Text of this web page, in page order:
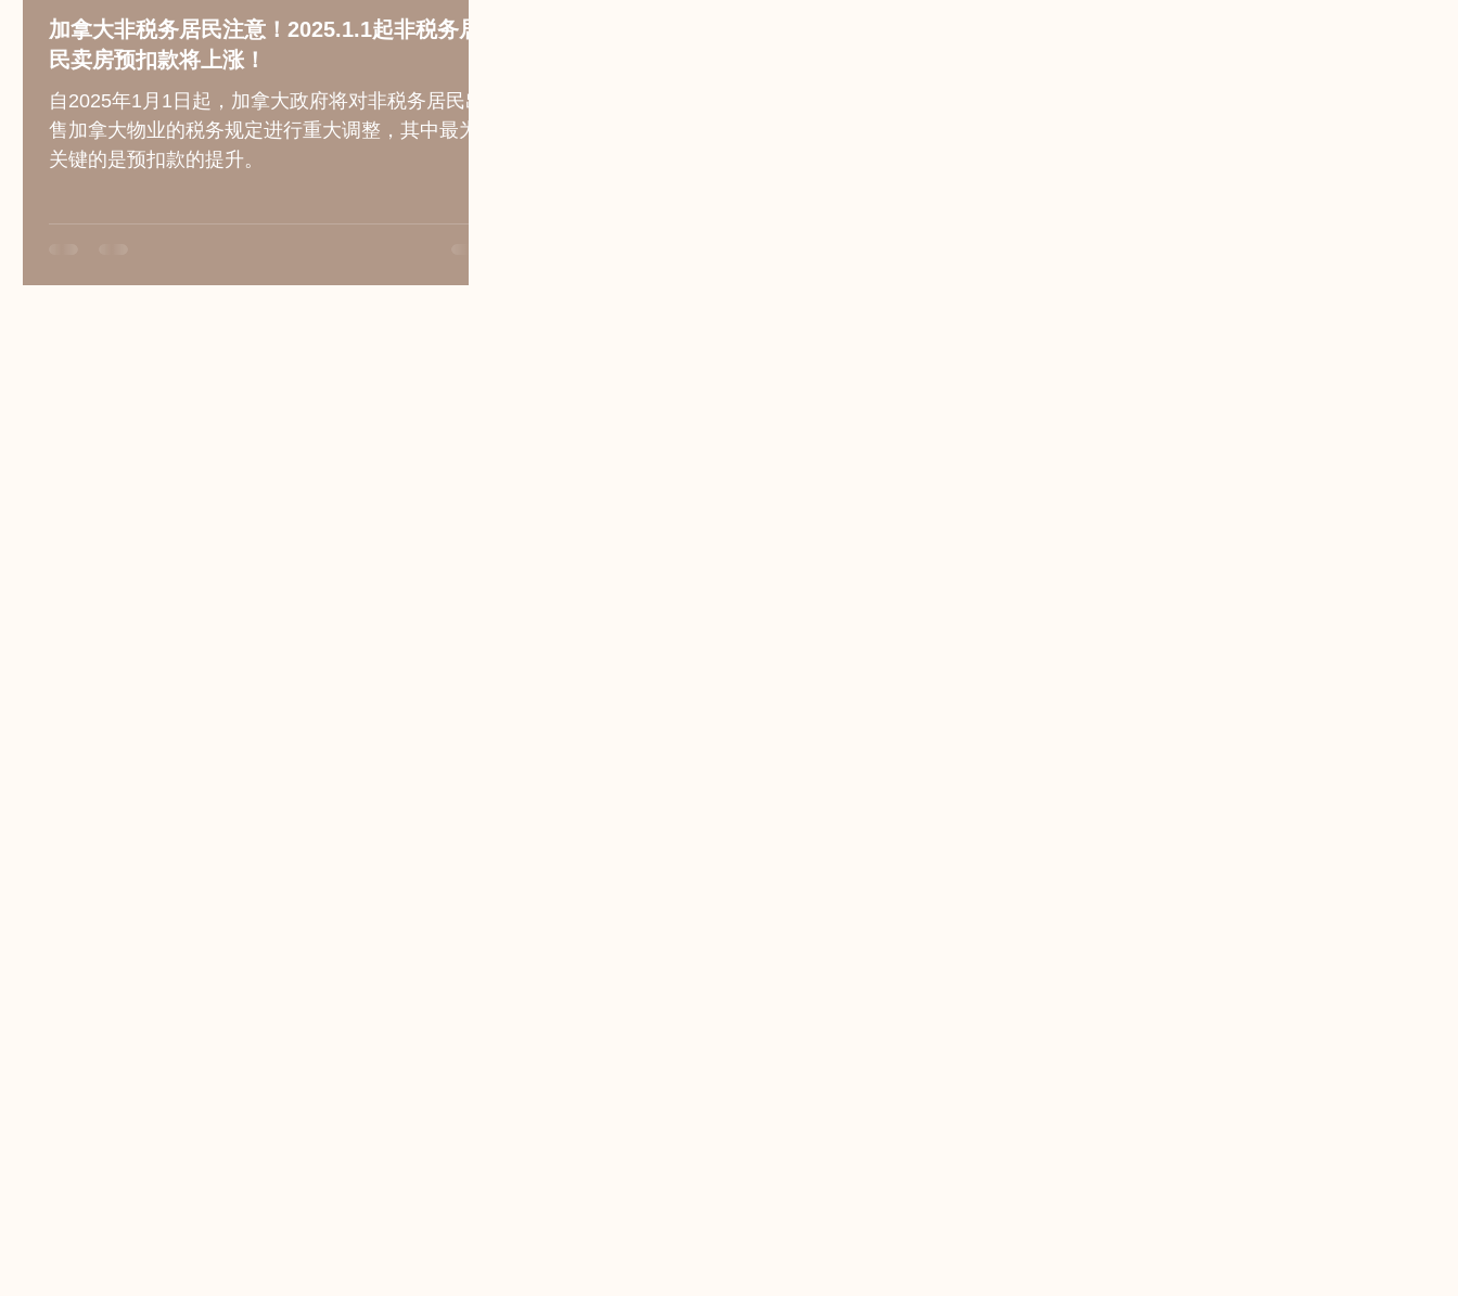
加拿大非税务居民注意！2025.1.1起非税务居
民卖房预扣款将上涨！
自2025年1月1日起，加拿大政府将对非税务居民出
售加拿大物业的税务规定进行重大调整，其中最为
关键的是预扣款的提升。